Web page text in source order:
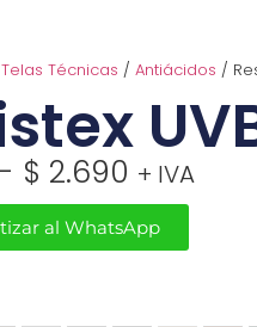
Telas Técnicas / Antiácidos /
- $ 2.690 + IVA
al WhatsApp